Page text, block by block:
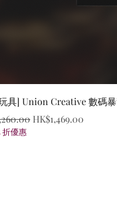
具] Union Creative 數碼
格
促銷價格
HK$1,469.00
折優惠